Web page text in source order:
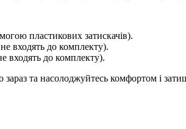
пластикових затискачів).
входять до комплекту).
входять до комплекту).
та насолоджуйтесь комфортом і